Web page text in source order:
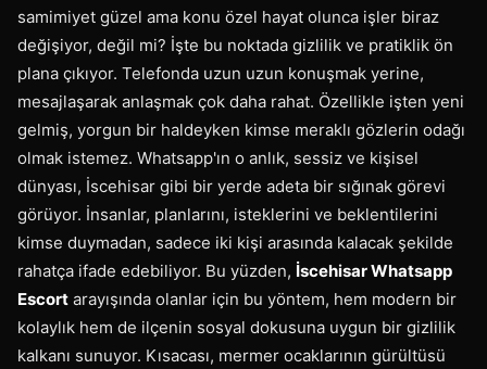
samimiyet güzel ama konu özel hayat olunca işler biraz
değişiyor, değil mi? İşte bu noktada gizlilik ve pratiklik ön
plana çıkıyor. Telefonda uzun uzun konuşmak yerine,
mesajlaşarak anlaşmak çok daha rahat. Özellikle işten yeni
gelmiş, yorgun bir haldeyken kimse meraklı gözlerin odağı
olmak istemez. Whatsapp'ın o anlık, sessiz ve kişisel
dünyası, İscehisar gibi bir yerde adeta bir sığınak görevi
görüyor. İnsanlar, planlarını, isteklerini ve beklentilerini
kimse duymadan, sadece iki kişi arasında kalacak şekilde
rahatça ifade edebiliyor. Bu yüzden, İscehisar Whatsapp
Escort arayışında olanlar için bu yöntem, hem modern bir
kolaylık hem de ilçenin sosyal dokusuna uygun bir gizlilik
kalkanı sunuyor. Kısacası, mermer ocaklarının gürültüsü